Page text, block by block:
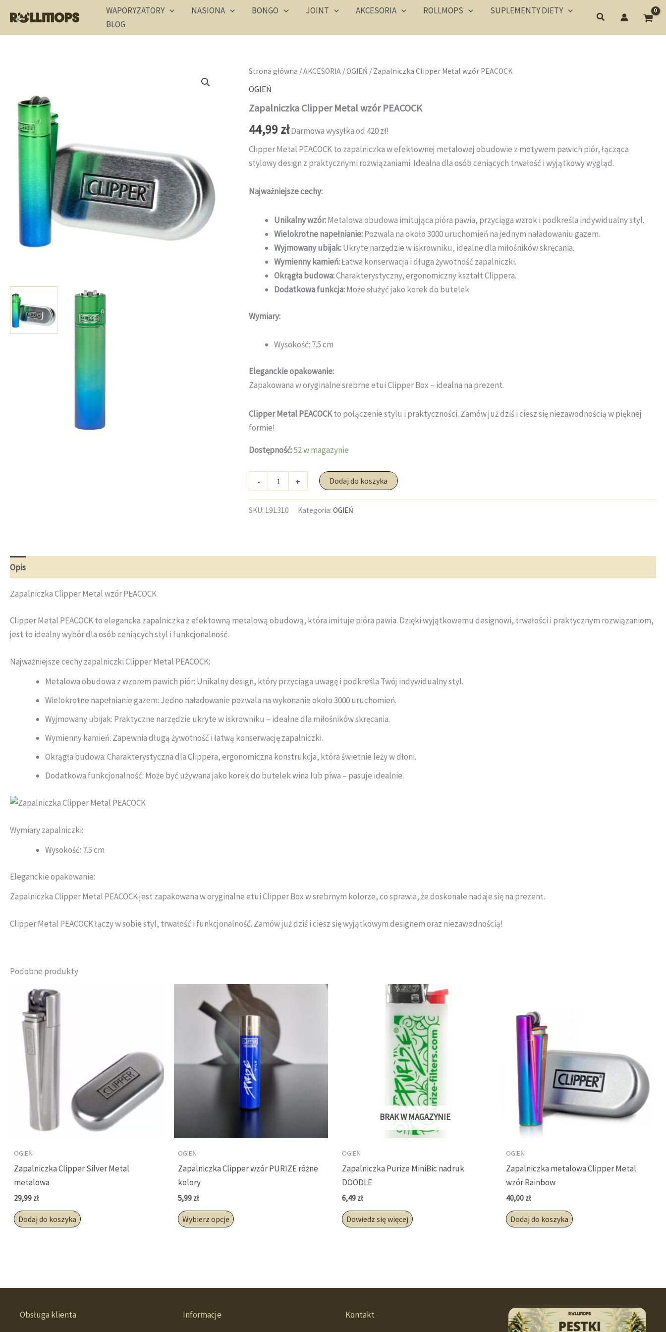
treści
WAPORYZATORY NASIONA BONGO JOINT AKCESORIA ROLLMOPS
SUPLEMENTY DIETY
BLOG
Strona główna /AKCESORIA /OGIEŃ / Zapalniczka Clipper Metal wzór PEACOCK
OGIEŃ
Zapalniczka Clipper Metal wzór PEACOCK
44,99złDarmowa wysyłka od 420 zł!
Clipper Metal PEACOCK to zapalniczka w efektownej metalowej obudowie z motywem pawich piór, łącząca
stylowy design z praktycznymi rozwiązaniami. Idealna dla osób ceniących trwałość i wyjątkowy wygląd.
Najważniejsze cechy:
Unikalny wzór:Metalowa obudowa imitująca pióra pawia, przyciąga wzrok i podkreśla indywidualny styl.
Wielokrotne napełnianie:Pozwala na około 3000 uruchomień na jednym naładowaniu gazem.
Wyjmowany ubijak:Ukryte narzędzie w iskrowniku, idealne dla miłośników skręcania.
Wymienny kamień:Łatwa konserwacja i długa żywotność zapalniczki.
Okrągła budowa:Charakterystyczny, ergonomiczny kształt Clippera.
Dodatkowa funkcja:Może służyć jako korek do butelek.
Wymiary:
Wysokość: 7.5 cm
Eleganckie opakowanie:
Zapakowana w oryginalne srebrne etui Clipper Box – idealna na prezent.
Clipper Metal PEACOCKto połączenie stylu i praktyczności. Zamów już dziś i ciesz się niezawodnością w pięknej
formie!
Dostępność:52 w magazynie
-
Zapalniczka
Metal
wzór
+ Dodaj do koszyka
SKU: 191310 Kategoria:OGIEŃ
Opis
Zapalniczka Clipper Metal wzór PEACOCK
Clipper Metal PEACOCK to elegancka zapalniczka z efektowną metalową obudową, która imituje pióra pawia. Dzięki wyjątkowemu designowi, trwałości i praktycznym rozwiązaniom,
jest to idealny wybór dla osób ceniących styl i funkcjonalność.
Najważniejsze cechy zapalniczki Clipper Metal PEACOCK:
Metalowa obudowa z wzorem pawich piór: Unikalny design, który przyciąga uwagę i podkreśla Twój indywidualny styl.
Wielokrotne napełnianie gazem: Jedno naładowanie pozwala na wykonanie około 3000 uruchomień.
Wyjmowany ubijak: Praktyczne narzędzie ukryte w iskrowniku – idealne dla miłośników skręcania.
Wymienny kamień: Zapewnia długą żywotność i łatwą konserwację zapalniczki.
Okrągła budowa: Charakterystyczna dla Clippera, ergonomiczna konstrukcja, która świetnie leży w dłoni.
Dodatkowa funkcjonalność: Może być używana jako korek do butelek wina lub piwa – pasuje idealnie.
Wymiary zapalniczki:
Wysokość: 7.5 cm
Eleganckie opakowanie:
Zapalniczka Clipper Metal PEACOCK jest zapakowana w oryginalne etui Clipper Box w srebrnym kolorze, co sprawia, że doskonale nadaje się na prezent.
Clipper Metal PEACOCK łączy w sobie styl, trwałość i funkcjonalność. Zamów już dziś i ciesz się wyjątkowym designem oraz niezawodnością!
Podobne produkty
OGIEŃ
Zapalniczka Clipper Silver Metal
metalowa
29,99 zł
Dodaj do koszyka
OGIEŃ
Zapalniczka Clipper wzór PURIZE różne
kolory
5,99 zł
Wybierz opcje
BRAK W MAGAZYNIE
OGIEŃ
Zapalniczka Purize MiniBic nadruk
DOODLE
6,49 zł
Dowiedz się więcej
OGIEŃ
Zapalniczka metalowa Clipper Metal
wzór Rainbow
40,00 zł
Dodaj do koszyka
Obsługa klienta Informacje Kontakt